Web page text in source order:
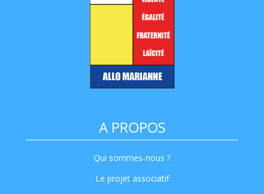
A PROPOS
Qui sommes-nous ?
Le projet associatif